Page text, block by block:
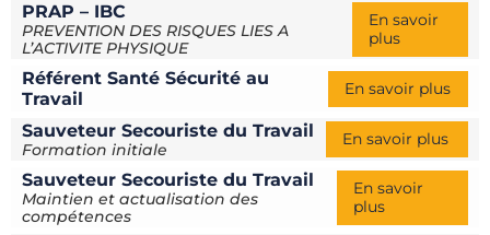
PRAP – IBC
PREVENTION DES RISQUES LIES A
L’ACTIVITE PHYSIQUE
En savoir
plus
Référent Santé Sécurité au
Travail
En savoir plus
Sauveteur Secouriste du Travail
Formation initiale
En savoir plus
Sauveteur Secouriste du Travail
Maintien et actualisation des
compétences
En savoir
plus